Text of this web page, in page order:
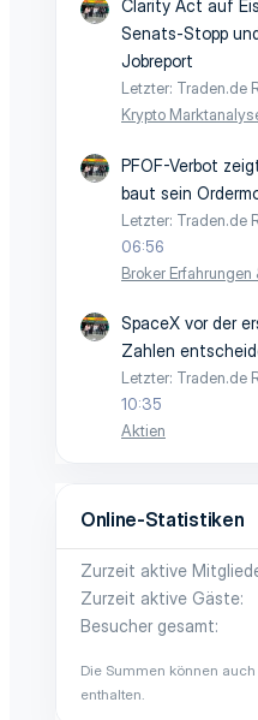
Clarity Act auf
Senats-Stopp
Jobreport
Letzter: Traden.de
Krypto
PFOF-Verbot
baut sein
Letzter: Traden.de
06:56
Broker Erfahrungen
SpaceX vor der
Zahlen
Letzter: Traden.de
10:35
Aktien
Online-Statistiken
Zurzeit aktive
Zurzeit aktive Gäste
Besucher gesamt
Die Summen können
enthalten.